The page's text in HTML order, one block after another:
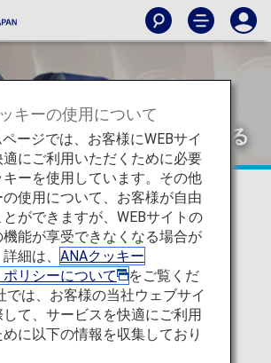
フルエンザに感染している
客様
ンフルエンザに感染し
のあるお客様
のご案内です。
事項
キーの使用について
ージでは、お客様にWEBサイ
適にご利用いただくために必要
キーを使用しています。その他
使用について、お客様が自由
ができますが、WEBサイトの
能が享受できなくなる場合が
細は、 ANAクッキー
ポリシーについて
をご覧くだ
では、お客様の当社ウェブサイ
して、サービスを快適にご利用
に以下の情報を収集しており